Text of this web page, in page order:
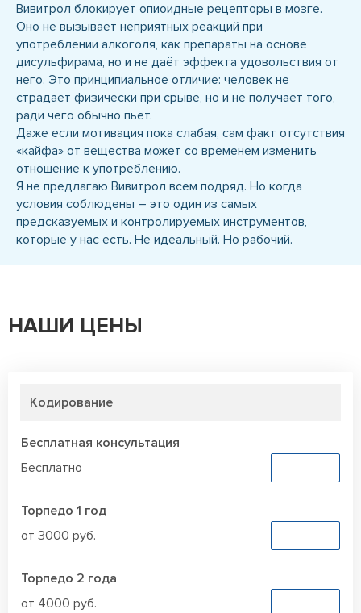
Вивитрол блокирует опиоидные рецепторы в мозге.
Оно не вызывает неприятных реакций при
употреблении алкоголя, как препараты на основе
дисульфирама, но и не даёт эффекта удовольствия от
него. Это принципиальное отличие: человек не
страдает физически при срыве, но и не получает того,
ради чего обычно пьёт.
Даже если мотивация пока слабая, сам факт отсутствия
«кайфа» от вещества может со временем изменить
отношение к употреблению.
Я не предлагаю Вивитрол всем подряд. Но когда
условия соблюдены – это один из самых
предсказуемых и контролируемых инструментов,
которые у нас есть. Не идеальный. Но рабочий.
НАШИ ЦЕНЫ
Кодирование
Бесплатная консультация
Бесплатно
Торпедо 1 год
от 3000 руб.
Торпедо 2 года
от 4000 руб.